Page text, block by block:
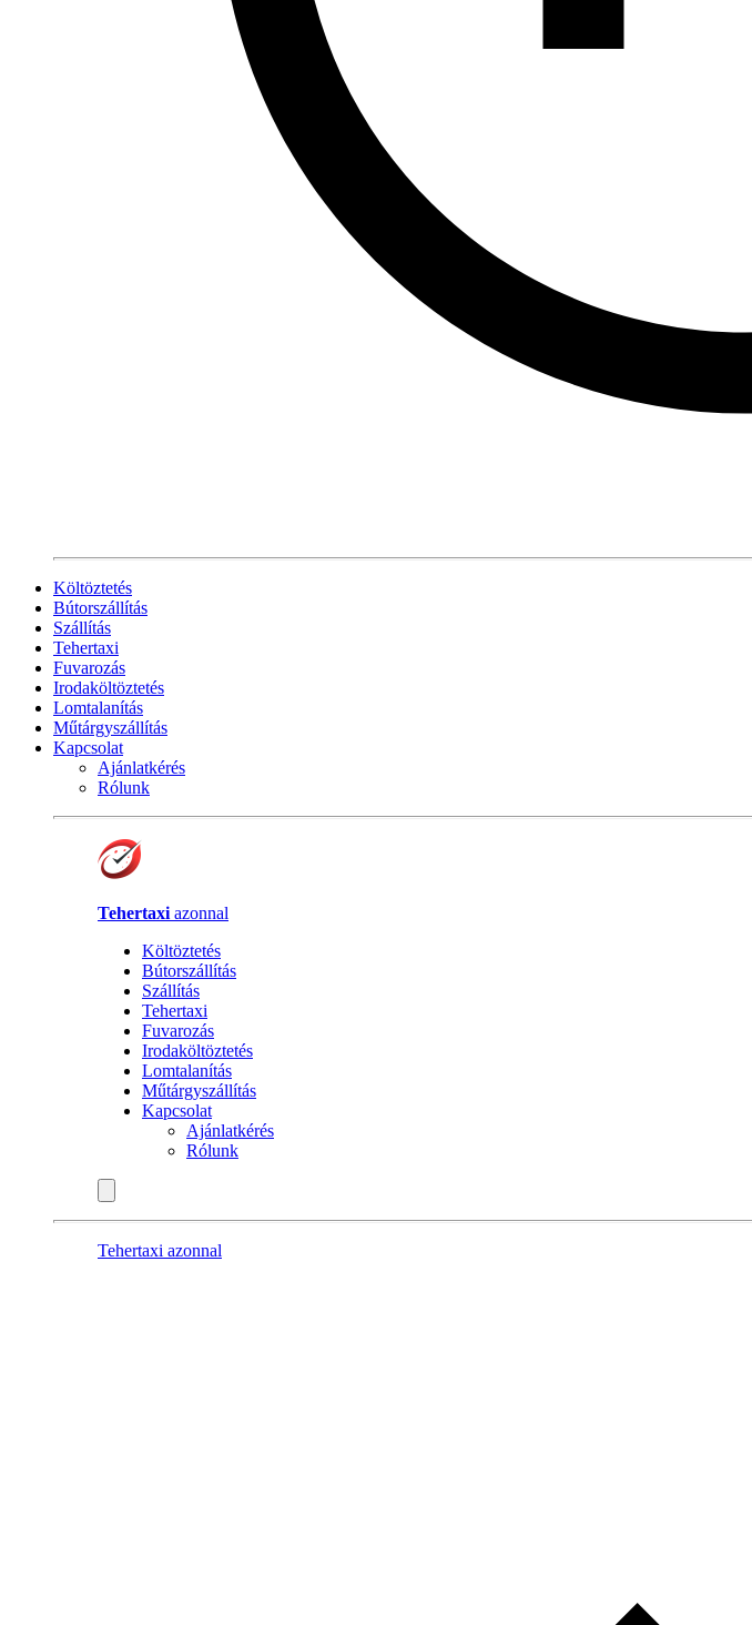
Költöztetés
Bútorszállítás
Szállítás
Tehertaxi
Fuvarozás
Irodaköltöztetés
Lomtalanítás
Műtárgyszállítás
Kapcsolat
Ajánlatkérés
Rólunk
Tehertaxi azonnal
Költöztetés
Bútorszállítás
Szállítás
Tehertaxi
Fuvarozás
Irodaköltöztetés
Lomtalanítás
Műtárgyszállítás
Kapcsolat
Ajánlatkérés
Rólunk
Tehertaxi azonnal